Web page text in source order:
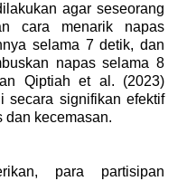
agar seseorang
cara menarik napas
selama 7 detik, dan
napas selama 8
Qiptiah et al. (2023)
secara signifikan efektif
dan kecemasan.
para partisipan